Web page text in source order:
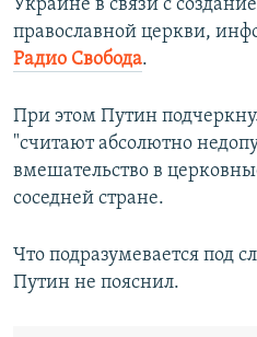
Украине в связи с
православной церкви,
Радио Свобода.
При этом Путин
"считают абсолютно
вмешательство в
соседней стране.
Что подразумевается под
Путин не пояснил.